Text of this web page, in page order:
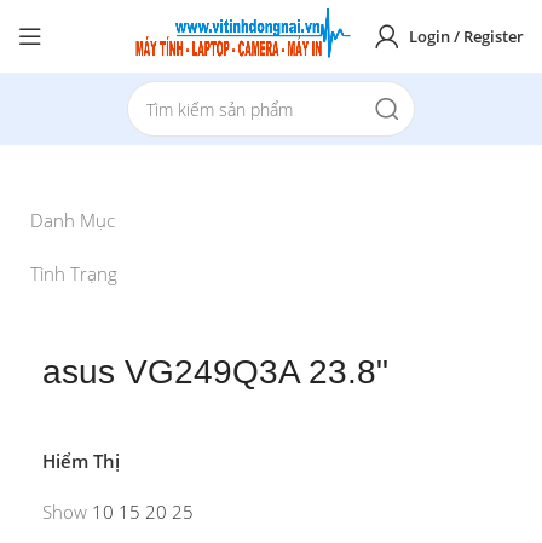
Login / Register
Danh Mục
Tình Trạng
asus VG249Q3A 23.8"
Hiểm Thị
Show 10 15 20 25